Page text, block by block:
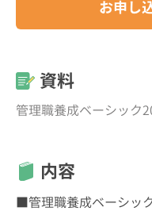
お申し
資料
管理職養成ベーシック
内容
■管理職養成ベーシッ